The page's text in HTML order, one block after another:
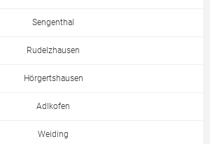
Sengenthal
Rudelzhausen
Hörgertshausen
Adlkofen
Weiding